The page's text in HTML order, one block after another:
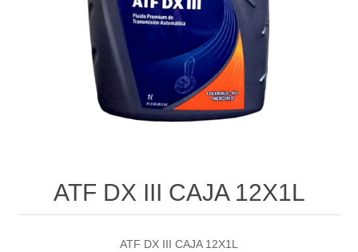
ATF DX III CAJA 12X1L
ATF DX III CAJA 12X1L